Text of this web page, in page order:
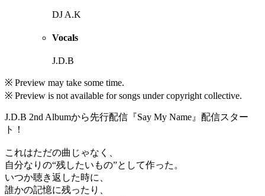
DJ A.K
Vocals
J.D.B
※ Preview may take some time.
※ Preview is not available for songs under copyright collective.
J.D.B 2nd Albumから先行配信『Say My Name』配信スター
ト！
これはただの曲じゃなく、
自分なりの“残したいもの”として作った。
いつか聴き返した時に、
誰かの記憶に残ったり、